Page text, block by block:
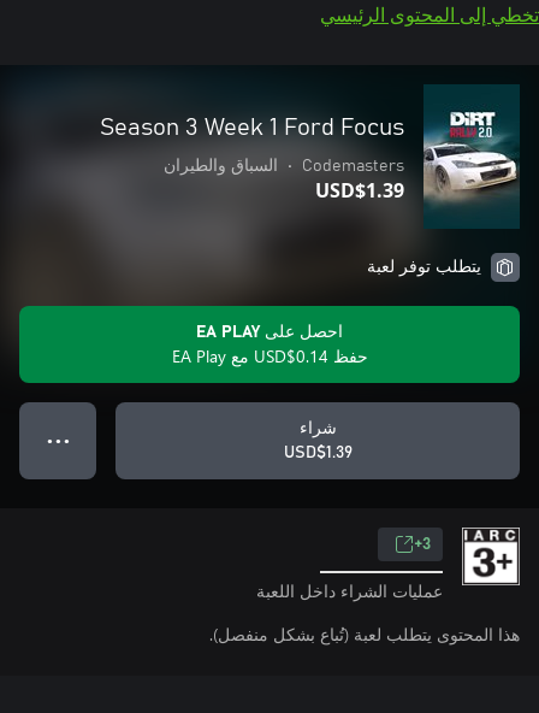
تخطي إلى المحتوى الرئيسي
Season 3 Week 1 Ford Focus
Codemasters
• السباق والطيران
USD$1.39
يتطلب توفر لعبة
احصل على EA PLAY
حفظ USD$0.14 مع EA Play
شراء
USD$1.39
● ● ●
3+
عمليات الشراء داخل اللعبة
هذا المحتوى يتطلب لعبة (تُباع بشكل منفصل).